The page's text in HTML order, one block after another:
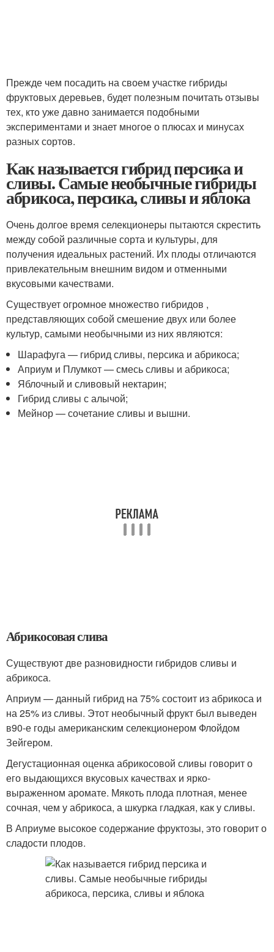
Прежде чем посадить на своем участке гибриды
фруктовых деревьев, будет полезным почитать отзывы
тех, кто уже давно занимается подобными
экспериментами и знает многое о плюсах и минусах
разных сортов.
Как называется гибрид персика и
сливы. Самые необычные гибриды
абрикоса, персика, сливы и яблока
Очень долгое время селекционеры пытаются скрестить
между собой различные сорта и культуры, для
получения идеальных растений. Их плоды отличаются
привлекательным внешним видом и отменными
вкусовыми качествами.
Существует огромное множество гибридов ,
представляющих собой смешение двух или более
культур, самыми необычными из них являются:
Шарафуга — гибрид сливы, персика и абрикоса;
Априум и Плумкот — смесь сливы и абрикоса;
Яблочный и сливовый нектарин;
Гибрид сливы с алычой;
Мейнор — сочетание сливы и вышни.
Абрикосовая слива
Существуют две разновидности гибридов сливы и
абрикоса.
Априум — данный гибрид на 75% состоит из абрикоса и
на 25% из сливы. Этот необычный фрукт был выведен
в90-е годы американским селекционером Флойдом
Зейгером.
Дегустационная оценка абрикосовой сливы говорит о
его выдающихся вкусовых качествах и ярко-
выраженном аромате. Мякоть плода плотная, менее
сочная, чем у абрикоса, а шкурка гладкая, как у сливы.
В Априуме высокое содержание фруктозы, это говорит о
сладости плодов.